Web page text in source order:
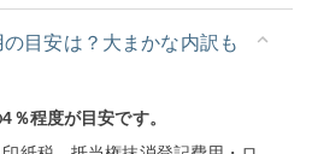
目安は？大まかな内訳も
％程度が目安です。